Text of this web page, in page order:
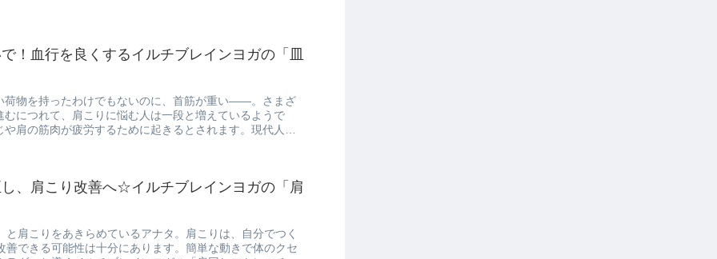
！血行を良くするイルチブレインヨガの「皿
荷物を持ったわけでもないのに、首筋が重い――。さまざ
につれて、肩こりに悩む人は一段と増えているようで
肩の筋肉が疲労するために起きるとされます。現代人の
、肩こり改善へ☆イルチブレインヨガの「肩
肩こりをあきらめているアナタ。肩こりは、自分でつく
善できる可能性は十分にあります。簡単な動きで体のクセ